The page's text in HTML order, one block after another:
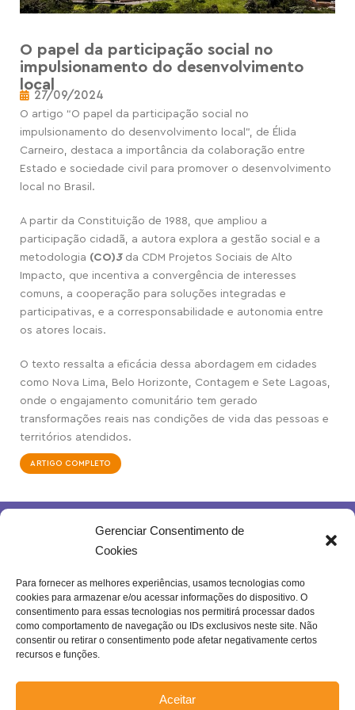
Gerenciar Consentimento de
Cookies
Para fornecer as melhores experiências, usamos tecnologias como
cookies para armazenar e/ou acessar informações do dispositivo. O
consentimento para essas tecnologias nos permitirá processar dados
como comportamento de navegação ou IDs exclusivos neste site. Não
consentir ou retirar o consentimento pode afetar negativamente certos
recursos e funções.
Aceitar
O papel da participação social no
impulsionamento do desenvolvimento
local
27/09/2024
O artigo “O papel da participação social no
impulsionamento do desenvolvimento local”, de Élida
Carneiro, destaca a importância da colaboração entre
Estado e sociedade civil para promover o desenvolvimento
local no Brasil.
A partir da Constituição de 1988, que ampliou a
participação cidadã, a autora explora a gestão social e a
metodologia (CO)3 da CDM Projetos Sociais de Alto
Impacto, que incentiva a convergência de interesses
comuns, a cooperação para soluções integradas e
participativas, e a corresponsabilidade e autonomia entre
os atores locais.
O texto ressalta a eficácia dessa abordagem em cidades
como Nova Lima, Belo Horizonte, Contagem e Sete Lagoas,
onde o engajamento comunitário tem gerado
transformações reais nas condições de vida das pessoas e
territórios atendidos.
ARTIGO COMPLETO
Rua Joventina da Rocha, 289 – Heliópolis
Belo Horizonte – MG | Brasil.
Se inscreva na nossa newsletter!